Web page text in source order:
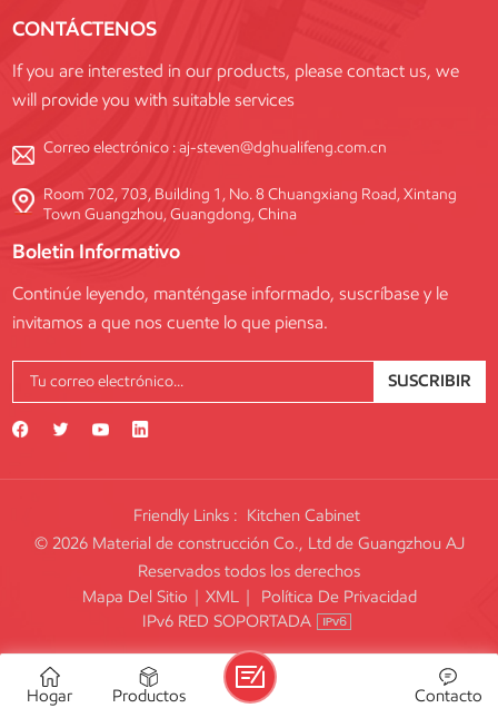
CONTÁCTENOS
If you are interested in our products, please contact us, we
will provide you with suitable services
Correo electrónico :aj-steven@dghualifeng.com.cn
Room 702, 703, Building 1, No. 8 Chuangxiang Road, Xintang
Town Guangzhou, Guangdong, China
Boletin Informativo
Continúe leyendo, manténgase informado, suscríbase y le
invitamos a que nos cuente lo que piensa.
SUSCRIBIR
Friendly Links : Kitchen Cabinet
© 2026 Material de construcción Co., Ltd de Guangzhou AJ
Reservados todos los derechos
Mapa Del Sitio | XML |
Política De Privacidad
IPv6 RED SOPORTADA
Hogar Productos Contacto